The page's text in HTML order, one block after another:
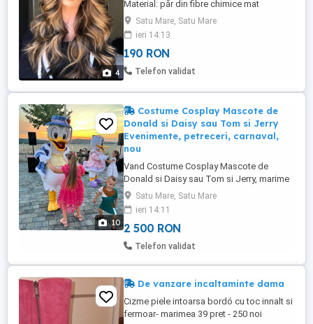
4
Material: păr din fibre chimice mat
rezistent la temperaturi înalte Lungime: 65
cm Tehnologia de prelucrare: mecanism
Material pentru linia părului: mătase la
temperatură înaltă Nuanța pielii aplicabilă:
orice nuanță a pielii Forma feței aplicabilă:
Satu Mare, Satu Mare
ieri 14:13
190 RON
Telefon validat
10
Costume Cosplay Mascote de
Donald si Daisy sau Tom si Jerry
Evenimente, petreceri, carnaval,
nou
Vand Costume Cosplay Mascote de
Donald si Daisy sau Tom si Jerry, marime
dela 160-190 cm inaltime, Din material
Polyfoam! Pentru mai multe detalii
sunatima!
Satu Mare, Satu Mare
ieri 14:11
2 500 RON
Telefon validat
De vanzare incaltaminte dama
Cizme piele intoarsa bordó cu toc innalt si
fermoar- marimea 39 pret - 250 noi